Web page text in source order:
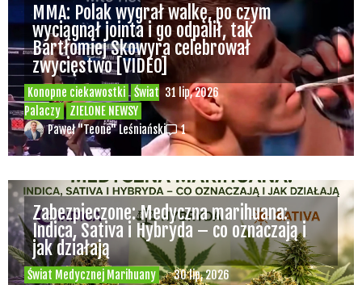
Konopne ciekawostki
Świat
Palaczy
ZIELONE NEWSY
31 lip, 2026
MMA: Polak wygrał walkę, po czym
wyciągnął jointa i go odpalił, tak
Bartłomiej Skowyra celebrował
zwycięstwo [VIDEO]
Paweł "Teone" Leśniański 1
Świat Medycznej Marihuany
30 lip, 2026
Zabezpieczone: Medyczna marihuana:
Indica, Sativa i Hybryda – co oznaczają i
jak działają